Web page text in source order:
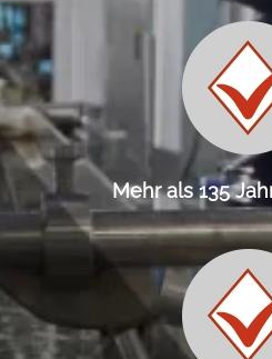
Mehr als 135